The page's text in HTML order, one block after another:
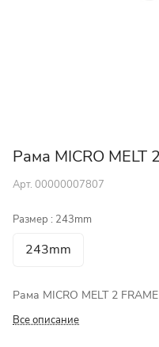
Рама MICRO MELT
Арт. 00000007807
Размер : 243mm
243mm
Рама MICRO MELT 2
Все описание